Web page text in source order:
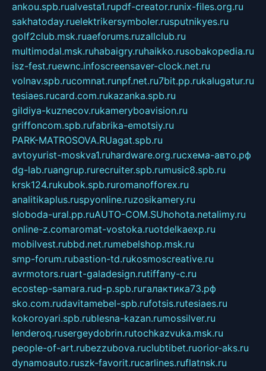
ankou.spb.rualvesta1.rupdf-creator.runix-files.org.ru
sakhatoday.ruelektrikersymboler.rusputnikyes.ru
golf2club.msk.ruaeforums.ruzallclub.ru
multimodal.msk.ruhabaigry.ruhaikko.rusobakopedia.ru
isz-fest.ruewnc.infoscreensaver-clock.net.ru
volnav.spb.rucomnat.runpf.net.ru7bit.pp.rukalugatur.ru
tesiaes.rucard.com.rukazanka.spb.ru
gildiya-kuznecov.rukameryboavision.ru
griffoncom.spb.rufabrika-emotsiy.ru
PARK-MATROSOVA.RUagat.spb.ru
avtoyurist-moskva1.ruhardware.org.ruсхема-авто.рф
dg-lab.ruangrup.rurecruiter.spb.rumusic8.spb.ru
krsk124.rukubok.spb.ruromanofforex.ru
analitikaplus.ruspyonline.ruzosikamery.ru
sloboda-ural.pp.ruAUTO-COM.SUhohota.netalimy.ru
online-z.comaromat-vostoka.ruotdelkaexp.ru
mobilvest.rubbd.net.rumebelshop.msk.ru
smp-forum.rubastion-td.rukosmoscreative.ru
avrmotors.ruart-galadesign.rutiffany-c.ru
ecostep-samara.rud-p.spb.ruгалактика73.рф
sko.com.rudavitamebel-spb.rufotsis.rutesiaes.ru
kokoroyari.spb.rublesna-kazan.rumossilver.ru
lenderoq.rusergeydobrin.rutochkazvuka.msk.ru
people-of-art.rubezzubova.ruclubtibet.ruorior-aks.ru
dynamoauto.ruszk-favorit.rucarlines.ruflatnsk.ru